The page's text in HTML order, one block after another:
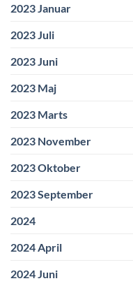
2023 Januar
2023 Juli
2023 Juni
2023 Maj
2023 Marts
2023 November
2023 Oktober
2023 September
2024
2024 April
2024 Juni